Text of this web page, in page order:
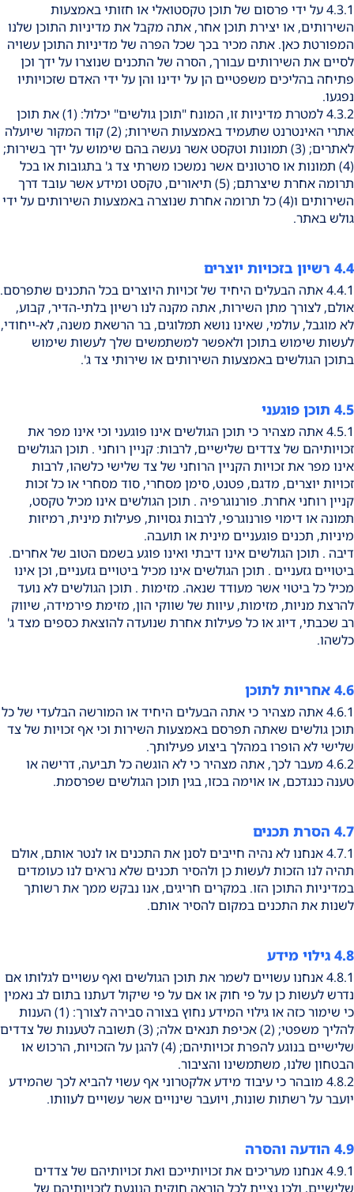
4.3.1 על ידי פרסום של תוכן טקסטואלי או חזותי באמצעות
השירותים, או יצירת תוכן אחר, אתה מקבל את מדיניות התוכן שלנו
המפורטת כאן. אתה מכיר בכך שכל הפרה של מדיניות התוכן עשויה
לסיים את השירותים עבורך, הסרה של התכנים שנוצרו על ידך וכן
פתיחה בהליכים משפטיים הן על ידינו והן על ידי האדם שזכויותיו
נפגעו.
4.3.2 למטרת מדיניות זו, המונח "תוכן גולשים" יכלול: (1) את תוכן
אתרי האינטרנט שתעמיד באמצעות השירות; (2) קוד המקור שיועלה
לאתרים; (3) תמונות וטקסט אשר נעשה בהם שימוש על ידך בשירות;
(4) תמונות או סרטונים אשר נמשכו משרתי צד ג' בתגובות או בכל
תרומה אחרת שיצרתם; (5) תיאורים, טקסט ומידע אשר עובד דרך
השירותים ו(4) כל תרומה אחרת שנוצרה באמצעות השירותים על ידי
גולש באתר.
4.4 רשיון בזכויות יוצרים
4.4.1 אתה הבעלים היחיד של זכויות היוצרים בכל התכנים שתפרסם.
אולם, לצורך מתן השירות, אתה מקנה לנו רשיון בלתי-הדיר, קבוע,
לא מוגבל, עולמי, שאינו נושא תמלוגים, בר הרשאת משנה, לא-ייחודי,
לעשות שימוש בתוכן ולאפשר למשתמשים שלך לעשות שימוש
בתוכן הגולשים באמצעות השירותים או שירותי צד ג'.
4.5 תוכן פוגעני
4.5.1 אתה מצהיר כי תוכן הגולשים אינו פוגעני וכי אינו מפר את
זכויותיהם של צדדים שלישיים, לרבות: קניין רוחני . תוכן הגולשים
אינו מפר את זכויות הקניין הרוחני של צד שלישי כלשהו, לרבות
זכויות יוצרים, מדגם, פטנט, סימן מסחרי, סוד מסחרי או כל זכות
קניין רוחני אחרת. פורנוגרפיה . תוכן הגולשים אינו מכיל טקסט,
תמונה או דימוי פורנוגרפי, לרבות גסויות, פעילות מינית, רמיזות
מיניות, תכנים פוגעניים מינית או תועבה.
דיבה . תוכן הגולשים אינו דיבתי ואינו פוגע בשמם הטוב של אחרים.
ביטויים גזעניים . תוכן הגולשים אינו מכיל ביטויים גזעניים, וכן אינו
מכיל כל ביטוי אשר מעודד שנאה. מזימות . תוכן הגולשים לא נועד
להרצת מניות, מזימות, עיוות של שווקי הון, מזימת פירמידה, שיווק
רב שכבתי, דיוג או כל פעילות אחרת שנועדה להוצאת כספים מצד ג'
כלשהו.
4.6 אחריות לתוכן
4.6.1 אתה מצהיר כי אתה הבעלים היחיד או המורשה הבלעדי של כל
תוכן גולשים שאתה תפרסם באמצעות השירות וכי אף זכויות של צד
שלישי לא הופרו במהלך ביצוע פעילותך.
4.6.2 מעבר לכך, אתה מצהיר כי לא הוגשה כל תביעה, דרישה או
טענה כנגדכם, או אוימה בכזו, בגין תוכן הגולשים שפרסמת.
4.7 הסרת תכנים
4.7.1 אנחנו לא נהיה חייבים לסנן את התכנים או לנטר אותם, אולם
תהיה לנו הזכות לעשות כן ולהסיר תכנים שלא נראים לנו כעומדים
במדיניות התוכן הזו. במקרים חריגים, אנו נבקש ממך את רשותך
לשנות את התכנים במקום להסיר אותם.
4.8 גילוי מידע
4.8.1 אנחנו עשויים לשמר את תוכן הגולשים ואף עשויים לגלותו אם
נדרש לעשות כן על פי חוק או אם על פי שיקול דעתנו בתום לב נאמין
כי שימור כזה או גילוי המידע נחוץ בצורה סבירה לצורך: (1) הענות
להליך משפטי; (2) אכיפת תנאים אלה; (3) תשובה לטענות של צדדים
שלישיים בנוגע להפרת זכויותיהם; (4) להגן על הזכויות, הרכוש או
הבטחון שלנו, משתמשינו והציבור.
4.8.2 מובהר כי עיבוד מידע אלקטרוני אף עשוי להביא לכך שהמידע
יועבר על רשתות שונות, ויועבר שינויים אשר עשויים לעוותו.
4.9 הודעה והסרה
4.9.1 אנחנו מעריכים את זכויותייכם ואת זכויותיהם של צדדים
שלישיים, ולכן נציית לכל הוראה חוקית הנוגעת לזכויותיהם של